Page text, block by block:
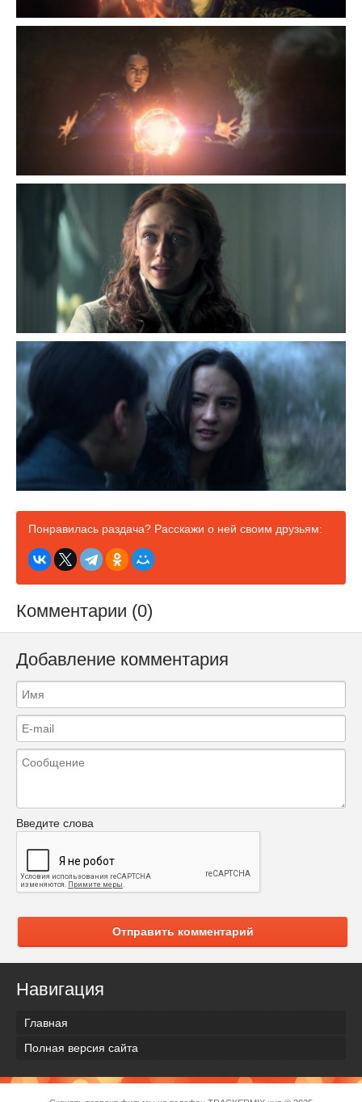
Понравилась раздача? Расскажи о ней своим друзьям:
Комментарии (0)
Добавление комментария
Введите слова
Отправить комментарий
Навигация
Главная
Полная версия сайта